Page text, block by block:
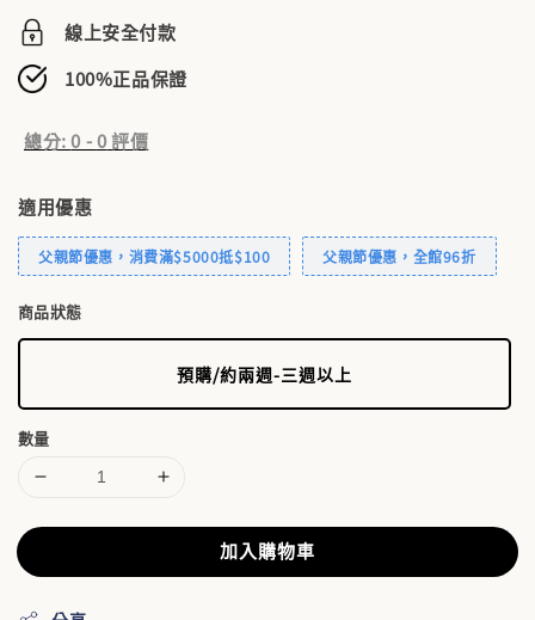
線上安全付款
100%正品保證
總分:0 -0評價
適用優惠
父親節優惠，消費滿$5000抵$100 父親節優惠，全館96折
商品狀態
預購/約兩週-三週以上
數量
加入購物車